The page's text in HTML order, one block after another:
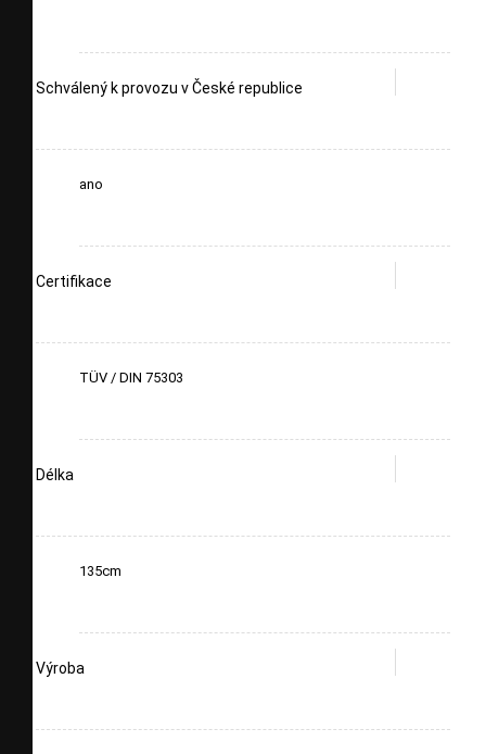
Schválený k provozu v České republice
ano
Certifikace
TÜV / DIN 75303
Délka
135cm
Výroba